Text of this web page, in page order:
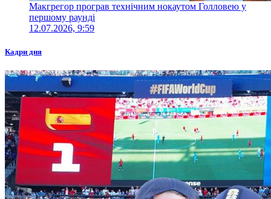
Макгрегор програв технічним нокаутом Голловею у
першому раунді
12.07.2026, 9:59
Кадри дня